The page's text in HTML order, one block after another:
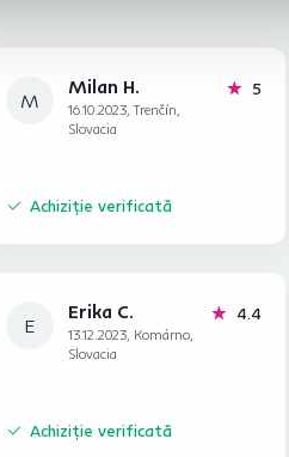
M
Milan H.
16.10.2023, Trenčín,
Slovacia
5stele
Achiziție verificată
E
Erika C.
13.12.2023, Komárno,
Slovacia
4.4
Achiziție verificată